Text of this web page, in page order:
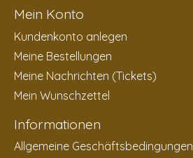
Mein Konto
Kundenkonto anlegen
Meine Bestellungen
Meine Nachrichten (Tickets)
Mein Wunschzettel
Informationen
Allgemeine Geschäftsbedingungen